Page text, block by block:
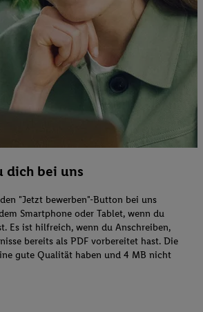
dich bei uns
"Jetzt bewerben"-Button bei uns
Smartphone oder Tablet, wenn du
Es ist hilfreich, wenn du Anschreiben,
bereits als PDF vorbereitet hast. Die
gute Qualität haben und 4 MB nicht